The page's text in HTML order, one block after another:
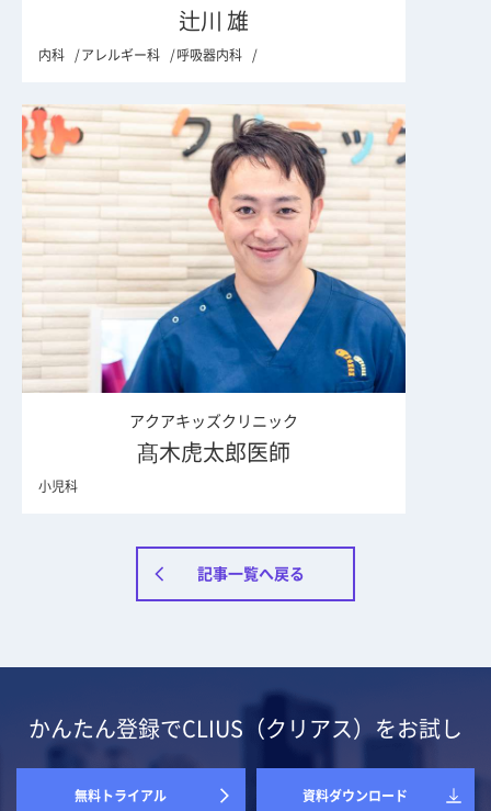
辻川 雄
内科 アレルギー科 呼吸器内科
アクアキッズクリニック
髙木虎太郎医師
小児科
記事一覧へ戻る
かんたん登録でCLIUS（クリアス）をお試し
無料トライアル 資料ダウンロード